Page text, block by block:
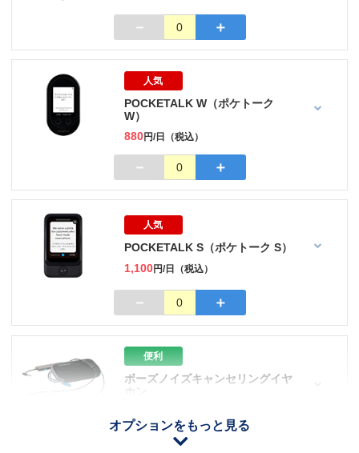
－ 0 ＋
人気
POCKETALK W（ポケトーク
W）
880円/日（税込）
－ 0 ＋
人気
POCKETALK S（ポケトーク S）
1,100円/日（税込）
－ 0 ＋
オプションをもっと見る
便利
ボーズノイズキャンセリングイヤ
ホン
－